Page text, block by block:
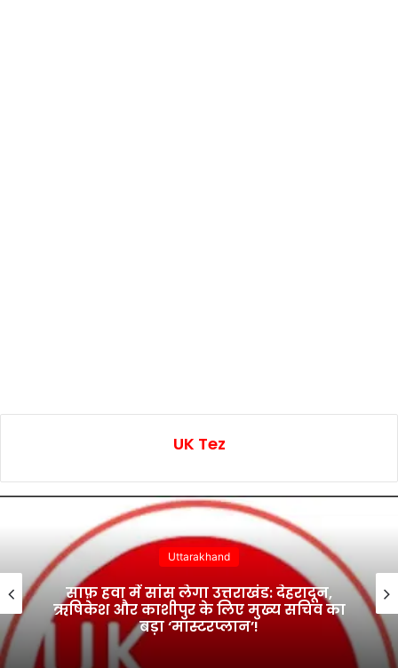
UK Tez
Uttarakhand
साफ़ हवा में सांस लेगा उत्तराखंड: देहरादून,
ऋषिकेश और काशीपुर के लिए मुख्य सचिव का
बड़ा ‘मास्टरप्लान’!